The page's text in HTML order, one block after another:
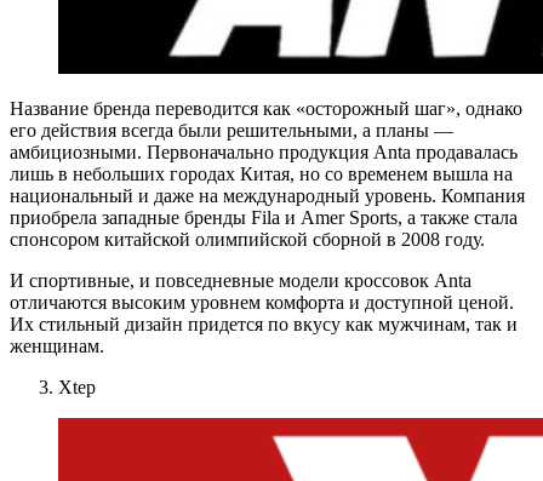
Название бренда переводится как «осторожный шаг», однако
его действия всегда были решительными, а планы —
амбициозными. Первоначально продукция Anta продавалась
лишь в небольших городах Китая, но со временем вышла на
национальный и даже на международный уровень. Компания
приобрела западные бренды Fila и Amer Sports, а также стала
спонсором китайской олимпийской сборной в 2008 году.
И спортивные, и повседневные модели кроссовок Anta
отличаются высоким уровнем комфорта и доступной ценой.
Их стильный дизайн придется по вкусу как мужчинам, так и
женщинам.
Xtep